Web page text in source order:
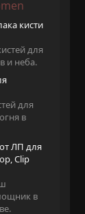
кисти
для
и неба.
для
в
ЛП для
Clip
в